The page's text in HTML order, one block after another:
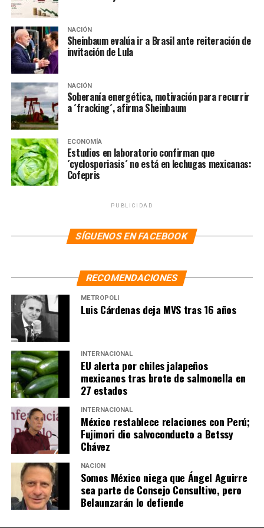
GUARDIA NACIONAL
HARFUCH
POLICÍA ESTATAL
TRATADO DE EXTRADICÓN MÉXICO-EU
SIGUIENTE
Lazzeri Montaño ya recibió el beneplácito de EU; ya está
trabajando: Sheinbaum
NO TE PIERDAS
Sheinbaum confirma que se pospone la reunión con
«zarina antidrogas» de EU
NACIÓN
Sheinbaum evalúa ir a Brasil ante reiteración de
invitación de Lula
NACIÓN
Soberanía energética, motivación para recurrir
a ´fracking´, afirma Sheinbaum
ECONOMÍA
Estudios en laboratorio confirman que
´cyclosporiasis´ no está en lechugas mexicanas:
Cofepris
PUBLICIDAD
SÍGUENOS EN FACEBOOK
RECOMENDACIONES
METRÓPOLI
Luis Cárdenas deja MVS tras 16 años
INTERNACIONAL
EU alerta por chiles jalapeños
mexicanos tras brote de salmonella en
27 estados
INTERNACIONAL
México restablece relaciones con Perú;
Fujimori dio salvoconducto a Betssy
Chávez
NACIÓN
Somos México niega que Ángel Aguirre
sea parte de Consejo Consultivo, pero
Belaunzarán lo defiende